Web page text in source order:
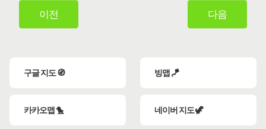
이전 다음
구글 지도 🧭 빙맵 🪁
카카오맵 🐤 네이버 지도 🦖